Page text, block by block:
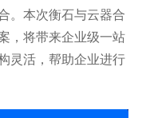
。本次衡石与云器合
，将带来企业级一站
灵活，帮助企业进行